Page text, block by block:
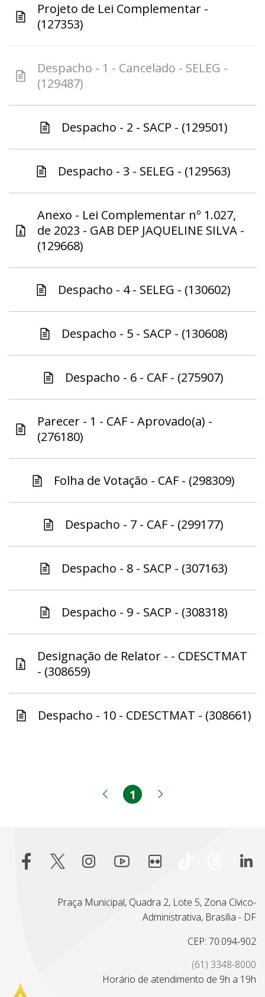
Projeto de Lei Complementar -
(127353)
Despacho - 1 - Cancelado - SELEG -
(129487)
Despacho - 2 - SACP - (129501)
Despacho - 3 - SELEG - (129563)
Anexo - Lei Complementar nº 1.027,
de 2023 - GAB DEP JAQUELINE SILVA -
(129668)
Despacho - 4 - SELEG - (130602)
Despacho - 5 - SACP - (130608)
Despacho - 6 - CAF - (275907)
Parecer - 1 - CAF - Aprovado(a) -
(276180)
Folha de Votação - CAF - (298309)
Despacho - 7 - CAF - (299177)
Despacho - 8 - SACP - (307163)
Despacho - 9 - SACP - (308318)
Designação de Relator - - CDESCTMAT
- (308659)
Despacho - 10 - CDESCTMAT - (308661)
Página anterior
Página
1
Praça Municipal, Quadra 2, Lote 5, Zona Cívico-
Administrativa, Brasília - DF
CEP: 70.094-902
(61) 3348-8000
Horário de atendimento de 9h a 19h